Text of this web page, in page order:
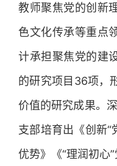
教师聚焦党的创新
色文化传承等重点
计承担聚焦党的建
的研究项目36项，
价值的研究成果。
支部培育出《创新“
优势》《“理润初心